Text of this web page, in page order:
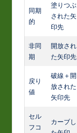
同期
的
塗りつぶ
された矢
印先
非同
期
開放され
た矢印先
戻り
値
破線＋開
放された
矢印先
セル
フコ
カーブし